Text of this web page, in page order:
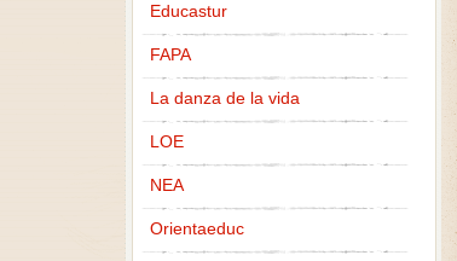
Educastur
FAPA
La danza de la vida
LOE
NEA
Orientaeduc